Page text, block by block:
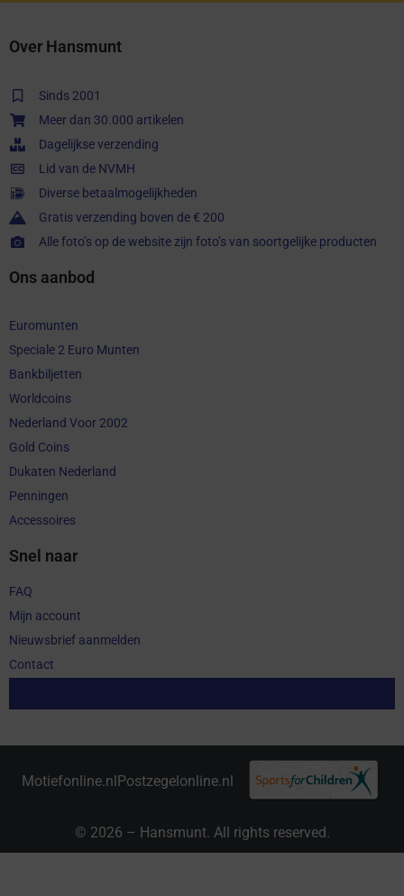
Over Hansmunt
Sinds 2001
Meer dan 30.000 artikelen
Dagelijkse verzending
Lid van de NVMH
Diverse betaalmogelijkheden
Gratis verzending boven de € 200
Alle foto’s op de website zijn foto’s van soortgelijke producten
Ons aanbod
Euromunten
Speciale 2 Euro Munten
Bankbiljetten
Worldcoins
Nederland Voor 2002
Gold Coins
Dukaten Nederland
Penningen
Accessoires
Snel naar
FAQ
Mijn account
Nieuwsbrief aanmelden
Contact
Motiefonline.nlPostzegelonline.nl
© 2026 – Hansmunt. All rights reserved.